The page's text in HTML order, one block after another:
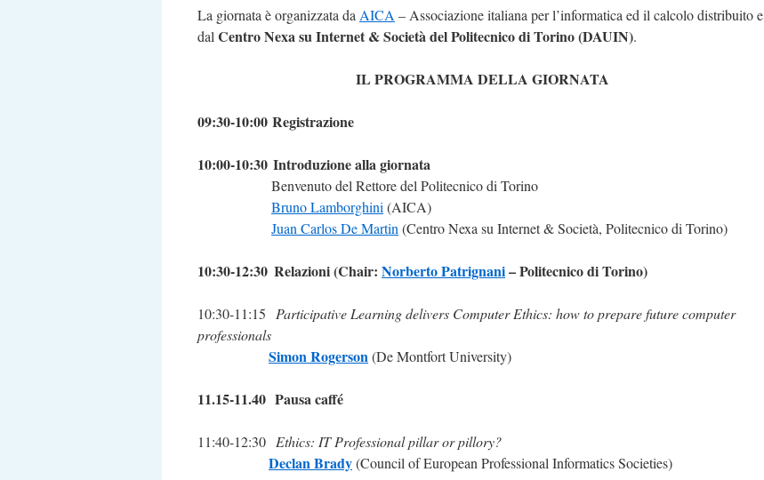
La giornata è organizzata da AICA – Associazione italiana per l’informatica ed il calcolo distribuito e
dal Centro Nexa su Internet & Società del Politecnico di Torino (DAUIN).
IL PROGRAMMA DELLA GIORNATA
09:30-10:00 Registrazione
10:00-10:30 Introduzione alla giornata
Benvenuto del Rettore del Politecnico di Torino
Bruno Lamborghini (AICA)
Juan Carlos De Martin (Centro Nexa su Internet & Società, Politecnico di Torino)
10:30-12:30 Relazioni (Chair: Norberto Patrignani– Politecnico di Torino)
10:30-11:15
Participative Learning delivers Computer Ethics: how to prepare future computer
professionals
Simon Rogerson(De Montfort University)
11.15-11.40 Pausa caffé
11:40-12:30 Ethics: IT Professional pillar or pillory?
Declan Brady(Council of European Professional Informatics Societies)